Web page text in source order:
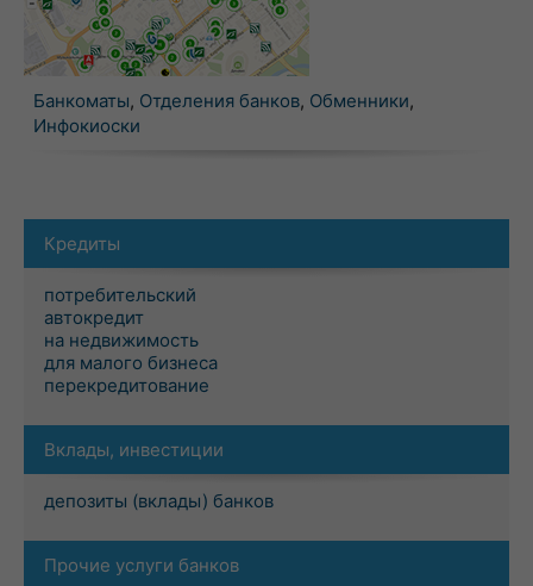
Банкоматы, Отделения банков, Обменники,
Инфокиоски
Кредиты
потребительский
автокредит
на недвижимость
для малого бизнеса
перекредитование
Вклады, инвестиции
депозиты (вклады) банков
Прочие услуги банков